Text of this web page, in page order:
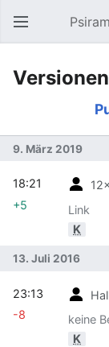
Hauptmenü öffnen Psiram
Versionen
9. März 2019
Link
K
18:21
+5
13. Juli 2016
keine
K
23:13
-8